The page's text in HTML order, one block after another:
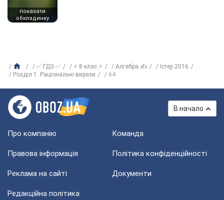
показати
обкладинку
✅ ГДЗ ✅ ⚡ 8 клас ⚡ Алгебра ✍
Істер 2016
Розділ 1. Раціональні вирази
64
В начало
Про компанію Команда
Правова інформація Політика конфіденційності
Реклама на сайті Документи
Редакційна політика